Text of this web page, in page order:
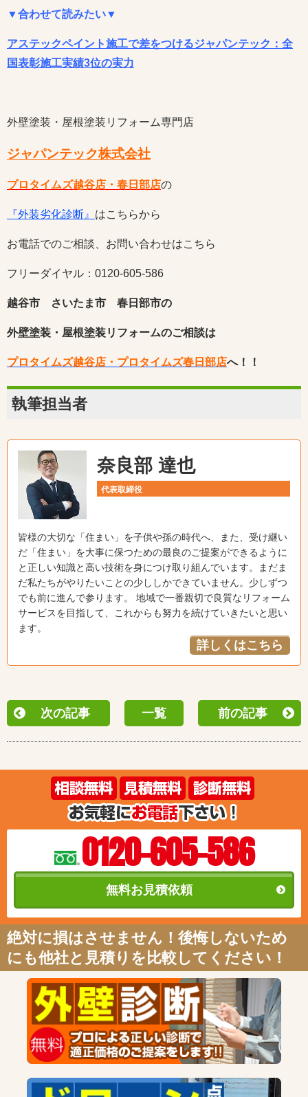
▼合わせて読みたい▼
アステックペイント施工で差をつけるジャパンテック：全
国表彰施工実績3位の実力
外壁塗装・屋根塗装リフォーム専門店
ジャパンテック株式会社
プロタイムズ越谷店・春日部店の
『外装劣化診断』 はこちらから
お電話でのご相談、お問い合わせはこちら
フリーダイヤル：0120-605-586
越谷市 さいたま市 春日部市の
外壁塗装・屋根塗装リフォームのご相談は
プロタイムズ越谷店・プロタイムズ春日部店へ！！
執筆担当者
奈良部 達也
代表取締役
皆様の大切な「住まい」を子供や孫の時代へ、また、受け継い
だ「住まい」を大事に保つための最良のご提案ができるように
と正しい知識と高い技術を身につけ取り組んでいます。まだま
だ私たちがやりたいことの少ししかできていません。少しずつ
でも前に進んで参ります。 地域で一番親切で良質なリフォーム
サービスを目指して、これからも努力を続けていきたいと思い
ます。
詳しくはこちら
次の記事 一覧 前の記事
0120-605-586
無料お見積依頼
絶対に損はさせません！後悔しないため
にも他社と見積りを比較してください！